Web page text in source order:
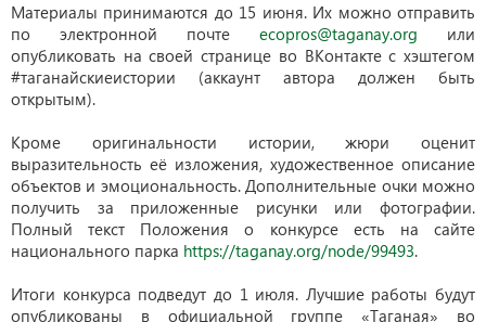
Материалы принимаются до 15 июня. Их можно отправить
по электронной почте ecopros@taganay.org или
опубликовать на своей странице во ВКонтакте с хэштегом
#таганайскиеистории (аккаунт автора должен быть
открытым).
Кроме оригинальности истории, жюри оценит
выразительность её изложения, художественное описание
объектов и эмоциональность. Дополнительные очки можно
получить за приложенные рисунки или фотографии.
Полный текст Положения о конкурсе есть на сайте
национального парка https://taganay.org/node/99493.
Итоги конкурса подведут до 1 июля. Лучшие работы будут
опубликованы в официальной группе «Таганая» во